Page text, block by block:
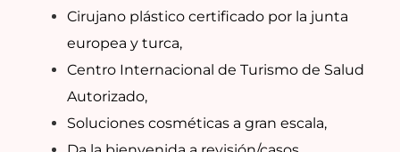
Cirujano plástico certificado por la junta
europea y turca,
Centro Internacional de Turismo de Salud
Autorizado,
Soluciones cosméticas a gran escala,